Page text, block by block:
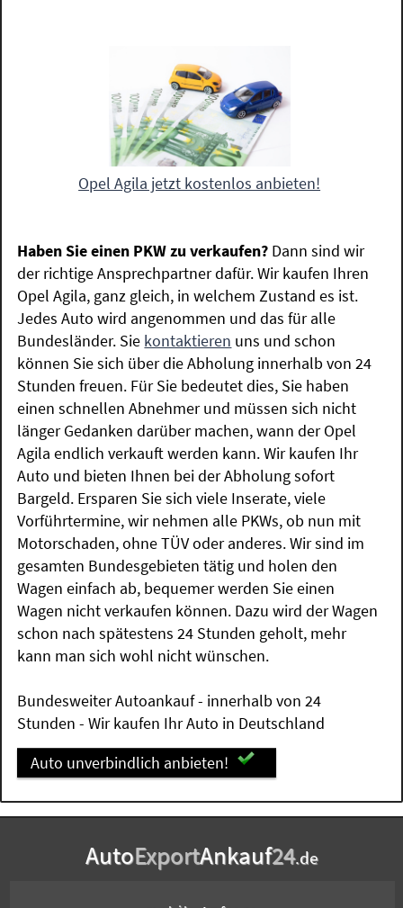
Opel Agila jetzt kostenlos anbieten!
Haben Sie einen PKW zu verkaufen? Dann sind wir
der richtige Ansprechpartner dafür. Wir kaufen Ihren
Opel Agila, ganz gleich, in welchem Zustand es ist.
Jedes Auto wird angenommen und das für alle
Bundesländer. Sie kontaktieren uns und schon
können Sie sich über die Abholung innerhalb von 24
Stunden freuen. Für Sie bedeutet dies, Sie haben
einen schnellen Abnehmer und müssen sich nicht
länger Gedanken darüber machen, wann der Opel
Agila endlich verkauft werden kann. Wir kaufen Ihr
Auto und bieten Ihnen bei der Abholung sofort
Bargeld. Ersparen Sie sich viele Inserate, viele
Vorführtermine, wir nehmen alle PKWs, ob nun mit
Motorschaden, ohne TÜV oder anderes. Wir sind im
gesamten Bundesgebieten tätig und holen den
Wagen einfach ab, bequemer werden Sie einen
Wagen nicht verkaufen können. Dazu wird der Wagen
schon nach spätestens 24 Stunden geholt, mehr
kann man sich wohl nicht wünschen.
Bundesweiter Autoankauf - innerhalb von 24
Stunden - Wir kaufen Ihr Auto in Deutschland
Auto unverbindlich anbieten!
AutoExportAnkauf24.de